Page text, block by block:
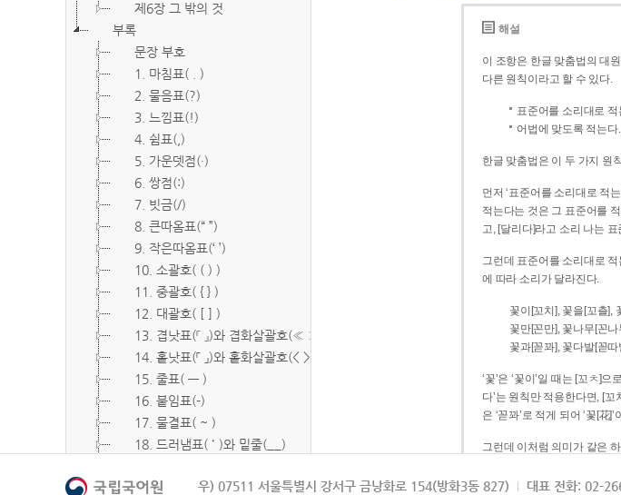
제6장 그 밖의 것
부록
문장 부호
1. 마침표( . )
2. 물음표(?)
3. 느낌표(!)
4. 쉼표(,)
5. 가운뎃점(·)
6. 쌍점(:)
7. 빗금(/)
8. 큰따옴표(“ ”)
9. 작은따옴표(‘ ’)
10. 소괄호( ( ) )
11. 중괄호( { } )
12. 대괄호( [ ] )
13. 겹낫표(『 』)와 겹화살괄호(≪ ≫)
14. 홑낫표(「 」)와 홑화살괄호(< >)
15. 줄표( ― )
16. 붙임표(-)
17. 물결표( ~ )
18. 드러냄표( ˙ )와 밑줄(__)
20. 빠짐표( □ )
해설
이 조항은 한글 맞춤법의 대
다른 원칙이라고 할 수 있다.
표준어를 소리대로 적
어법에 맞도록 적는다.
한글 맞춤법은 이 두 가지 원
먼저 ‘표준어를 소리대로 적
적는다는 것은 그 표준어를 적을 때 발음에 따라 적
고, [달리다]라고 소리 나는 표
그런데 표준어를 소리대로
에 따라 소리가 달라진다.
꽃이[꼬치], 꽃을[꼬츨],
꽃만[꼰만], 꽃나무[꼰
꽃과[꼳꽈], 꽃다발[꼳따
‘꽃’은 ‘꽃이’일 때는 [꼬ㅊ]
다’는 원칙만 적용한다면, [꼬치]로 소리 나는 말은 ‘꼬치’
은 ‘꼳꽈’로 적게 되어 ‘꽃[花
그런데 이처럼 의미가 같은
되게 적는 것이 의미를 파악
우) 07511 서울특별시 강서구 금낭화로 154(방화3동 827) 대표 전화: 02-